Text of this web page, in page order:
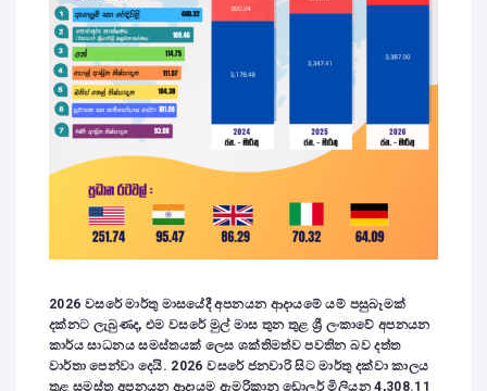
2026 වසරේ මාර්තු මාසයේදී අපනයන ආදායමේ යම් පසුබෑමක්
දක්නට ලැබුණද, එම වසරේ මුල් මාස තුන තුළ ශ්‍රී ලංකාවේ අපනයන
කාර්ය සාධනය සමස්තයක් ලෙස ශක්තිමත්ව පවතින බව දත්ත
වාර්තා පෙන්වා දෙයි. 2026 වසරේ ජනවාරි සිට මාර්තු දක්වා කාලය
තුළ සමස්ත අපනයන ආදායම ඇමරිකානු ඩොලර් මිලියන4,308.11